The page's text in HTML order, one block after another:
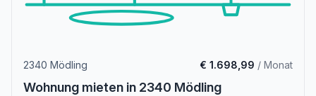
2340 Mödling € 1.698,99 / Monat
Wohnung mieten in 2340 Mödling